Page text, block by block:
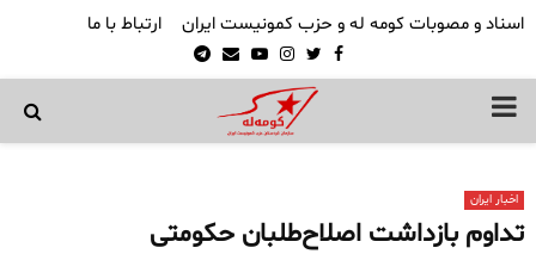
اسناد و مصوبات کومه له و حزب کمونیست ایران ارتباط با ما
Facebook
Twitter
Instagram
Youtube
Email
Telegram
PRIMARY
اخبار ایران
تداوم بازداشت اصلاح‌طلبان حکومتی